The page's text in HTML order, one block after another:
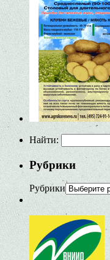
Найти:
Рубрики
Рубрики